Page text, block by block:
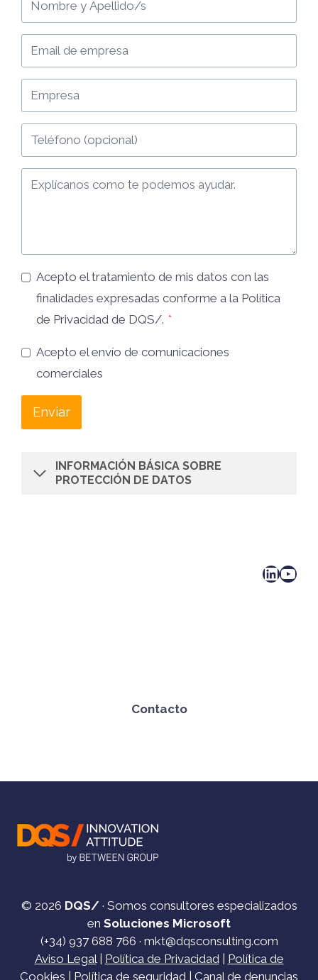
Acepto el tratamiento de mis datos con las
finalidades expresadas conforme a la Política
de Privacidad de DQS/. *
Acepto el envío de comunicaciones
comerciales
Enviar
INFORMACIÓN BÁSICA SOBRE
PROTECCIÓN DE DATOS
LinkedIn YouTube
Contacto
© 2026 DQS/· Somos consultores especializados
en Soluciones Microsoft
(+34) 937 688 766 · mkt@dqsconsulting.com
Aviso Legal| Política de Privacidad| Política de
Cookies
Política de seguridad Canal de denuncias